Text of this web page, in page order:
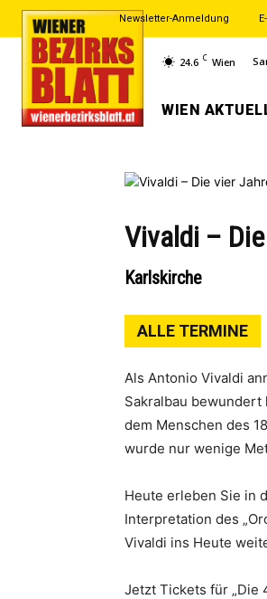
Newsletter-Anmeldung
24.6 C Wien
WIEN
Vivaldi –
Karlskirche
ALLE TERMINE
Als Antonio Vivaldi
Sakralbau
dem Menschen des
wurde nur wenige
Heute erleben Sie in
Interpretation des
Vivaldi ins Heute
Jetzt Tickets für „Die